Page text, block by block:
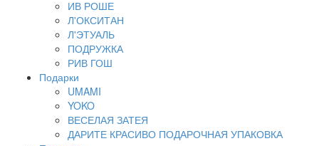
ИВ РОШЕ
Л'ОКСИТАН
Л'ЭТУАЛЬ
ПОДРУЖКА
РИВ ГОШ
Подарки
UMAMI
YOKO
ВЕСЕЛАЯ ЗАТЕЯ
ДАРИТЕ КРАСИВО ПОДАРОЧНАЯ УПАКОВКА